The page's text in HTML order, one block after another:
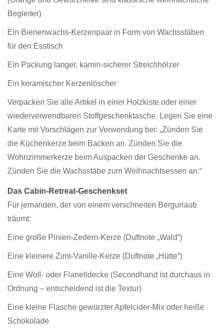
Begleiter)
Ein Bienenwachs-Kerzenpaar in Form von Wachsstäben
für den Esstisch
Ein Packung langer, kamin-sicherer Streichhölzer
Ein keramischer Kerzenlöscher
Verpacken Sie alle Artikel in einer Holzkiste oder einer
wiederverwendbaren Stoffgeschenktasche. Legen Sie eine
Karte mit Vorschlägen zur Verwendung bei: „Zünden Sie
die Küchenkerze beim Backen an. Zünden Sie die
Wohnzimmerkerze beim Auspacken der Geschenke an.
Zünden Sie die Wachsstäbe zum Weihnachtsessen an.“
Das Cabin-Retreat-Geschenkset
Für jemanden, der von einem verschneiten Bergurlaub
träumt:
Eine große Pinien-Zedern-Kerze (Duftnote „Wald“)
Eine kleinere Zimt-Vanille-Kerze (Duftnote „Hütte“)
Eine Woll- oder Flanelldecke (Secondhand ist durchaus in
Ordnung – entscheidend ist die Textur)
Eine kleine Flasche gewürzter Apfelcider-Mix oder heiße
Schokolade